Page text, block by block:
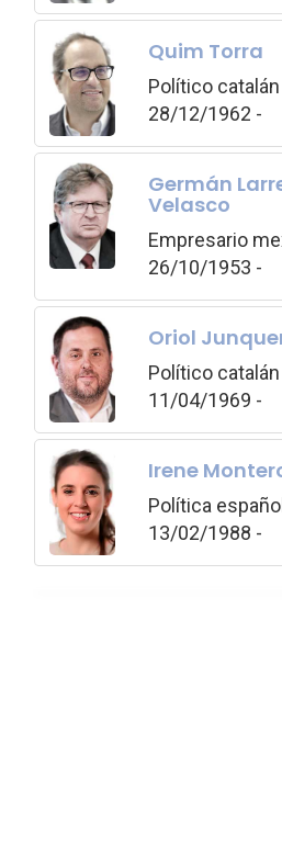
Quim Torra
Político catalán
28/12/1962 -
Germán
Velasco
Empresario
26/10/1953 -
Oriol
Político catalán
11/04/1969 -
Irene
Política
13/02/1988 -